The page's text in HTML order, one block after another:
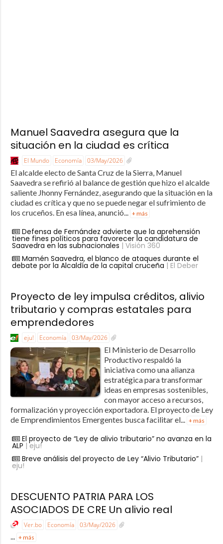
Manuel Saavedra asegura que la
situación en la ciudad es crítica
El Mundo Economía 03/May/2026
El alcalde electo de Santa Cruz de la Sierra, Manuel
Saavedra se refirió al balance de gestión que hizo el alcalde
saliente Jhonny Fernández, asegurando que la situación en la
ciudad es crítica y que no se puede negar el sufrimiento de
los cruceños. En esa línea, anunció...
+ más
Defensa de Fernández advierte que la aprehensión
tiene fines políticos para favorecer la candidatura de
Saavedra en las subnacionales | Visión 360
Mamén Saavedra, el blanco de ataques durante el
debate por la Alcaldía de la capital cruceña | El Deber
Proyecto de ley impulsa créditos, alivio
tributario y compras estatales para
emprendedores
eju! Economía 03/May/2026
El Ministerio de Desarrollo
Productivo respaldó la
iniciativa como una alianza
estratégica para transformar
ideas en empresas sostenibles,
con mayor acceso a recursos,
formalización y proyección exportadora. El proyecto de Ley
de Emprendimientos Emergentes busca facilitar el...
+ más
El proyecto de “Ley de alivio tributario” no avanza en la
ALP | eju!
Breve análisis del proyecto de Ley “Alivio Tributario”|
eju!
DESCUENTO PATRIA PARA LOS
ASOCIADOS DE CRE Un alivio real
Ver.bo Economía 03/May/2026
... + más